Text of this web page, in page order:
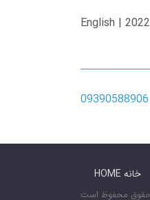
English |
HOME خانه